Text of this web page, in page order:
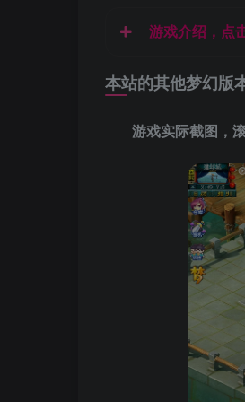
游戏介绍，点
本站的其他梦幻版
游戏实际截图，